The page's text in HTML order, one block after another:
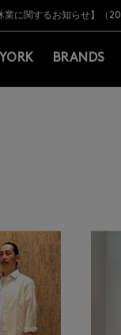
以上のお買上げで常時
お知らせ】(2026.8.7)
業に関するお知らせ】（
止のお知らせ】（
お荷物のお届けについて
案内・ご注意事項
以上のお買上げで常時
お知らせ】(2026.8.7)
BRANDS